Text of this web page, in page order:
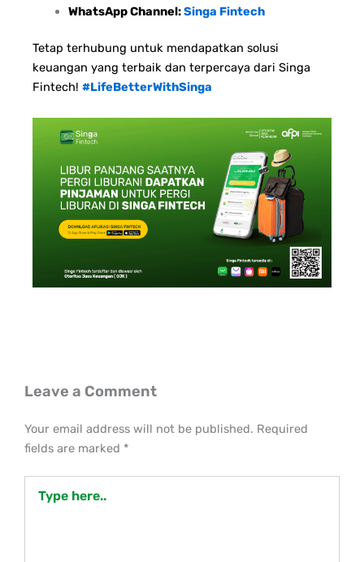
WhatsApp Channel:Singa Fintech
Tetap terhubung untuk mendapatkan solusi
keuangan yang terbaik dan terpercaya dari Singa
Fintech! #LifeBetterWithSinga
Leave a Comment
Your email address will not be published. Required
fields are marked *
here..